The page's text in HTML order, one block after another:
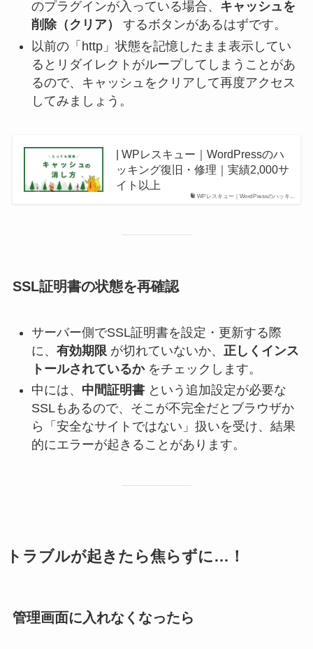
のプラグインが入っている場合、 キャッシュを
削除（クリア）
するボタンがあるはずです。
以前の「http」状態を記憶したまま表示してい
るとリダイレクトがループしてしまうことがあ
るので、キャッシュをクリアして再度アクセス
してみましょう。
WPレスキュー｜WordPressのハッキ...
| WPレスキュー｜WordPressのハ
ッキング復旧・修理｜実績2,000サ
イト以上
SSL証明書の状態を再確認
サーバー側でSSL証明書を設定・更新する際
に、 有効期限 が切れていないか、 正しくインス
トールされているかをチェックします。
中には、 中間証明書という追加設定が必要な
SSLもあるので、そこが不完全だとブラウザか
ら「安全なサイトではない」扱いを受け、結果
的にエラーが起きることがあります。
トラブルが起きたら焦らずに…！
管理画面に入れなくなったら